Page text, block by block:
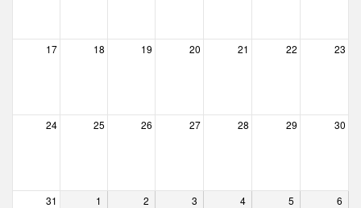
Délegyháza
Dunabogdány
17 18 19 20 21 22 23
24 25 26 27 28 29 30
31 1 2 3 4 5 6